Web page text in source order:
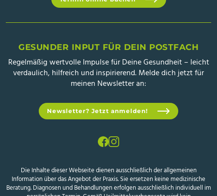
GESUNDER INPUT FÜR DEIN POSTFACH
Regelmäßig wertvolle Impulse für Deine Gesundheit – leicht
verdaulich, hilfreich und inspirierend. Melde dich jetzt für
meinen Newsletter an:
Newsletter? Jetzt anmelden!
Die Inhalte dieser Webseite dienen ausschließlich der allgemeinen
Information über das Angebot der Praxis. Sie ersetzen keine medizinische
Beratung. Diagnosen und Behandlungen erfolgen ausschließlich individuell im